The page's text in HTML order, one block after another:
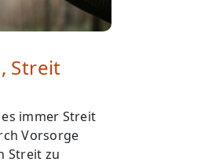
Streit
immer Streit
Vorsorge
Streit zu